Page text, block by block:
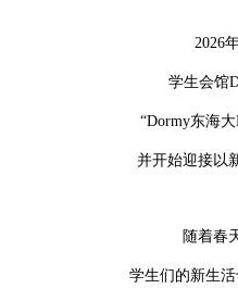
2026
学生会馆
“Dormy东海
并开始迎接以
随着春
学生们的新生活